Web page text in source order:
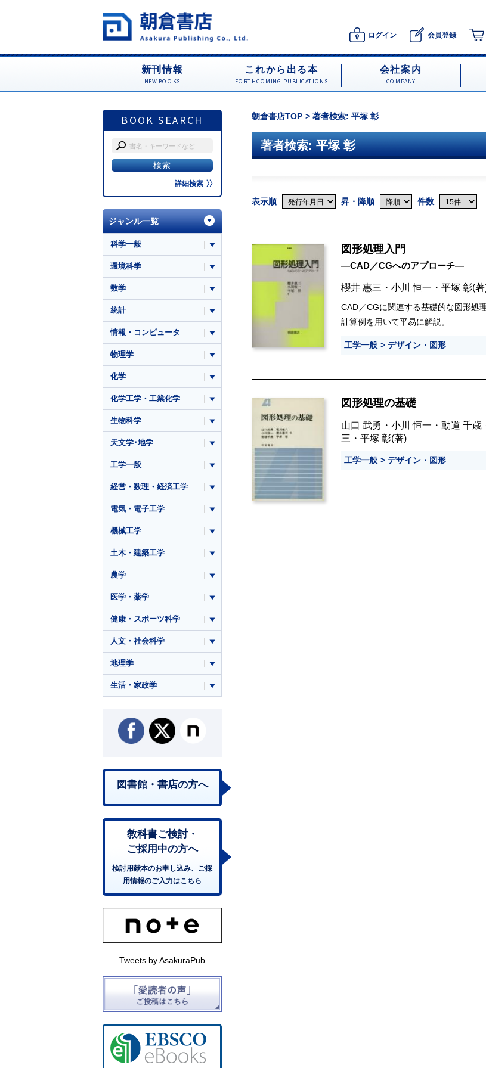
ログイン 会員登録
新刊情報
NEW BOOKS
これから出る本
FORTHCOMING PUBLICATIONS
会社案内
COMPANY
BOOK SEARCH
詳細検索
朝倉書店TOP 著者検索: 平塚 彰
著者検索: 平塚 彰
表示順 昇・降順 件数
図形処理入門
―CAD／CGへのアプローチ―
櫻井 惠三 ・ 小川 恒一 ・ 平塚 彰(
CAD／CGに関連する基礎的な図形処
計算例を用いて平易に解説。
工学一般 デザイン・図形
図形処理の基礎
山口 武勇 ・ 小川 恒一 ・ 動道 千歳
三 ・ 平塚 彰(著)
工学一般 デザイン・図形
ジャンル一覧
科学一般
環境科学
数学
統計
情報・コンピュータ
物理学
化学
化学工学・工業化学
生物科学
天文学･地学
工学一般
経営・数理・経済工学
電気・電子工学
機械工学
土木・建築工学
農学
医学・薬学
健康・スポーツ科学
人文・社会科学
地理学
生活・家政学
図書館・書店の方へ
教科書ご検討・
ご採用中の方へ
検討用献本のお申し込み、ご採
用情報のご入力はこちら
Tweets by AsakuraPub